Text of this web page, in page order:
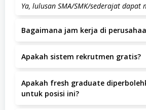
Ya, lulusan SMA/SMK/sederajat dapat
Bagaimana jam kerja di
17.00).
Apakah sistem rekrutmen gratis?
tidak dipungut biaya apapun.
Apakah fresh graduate
untuk posisi ini?